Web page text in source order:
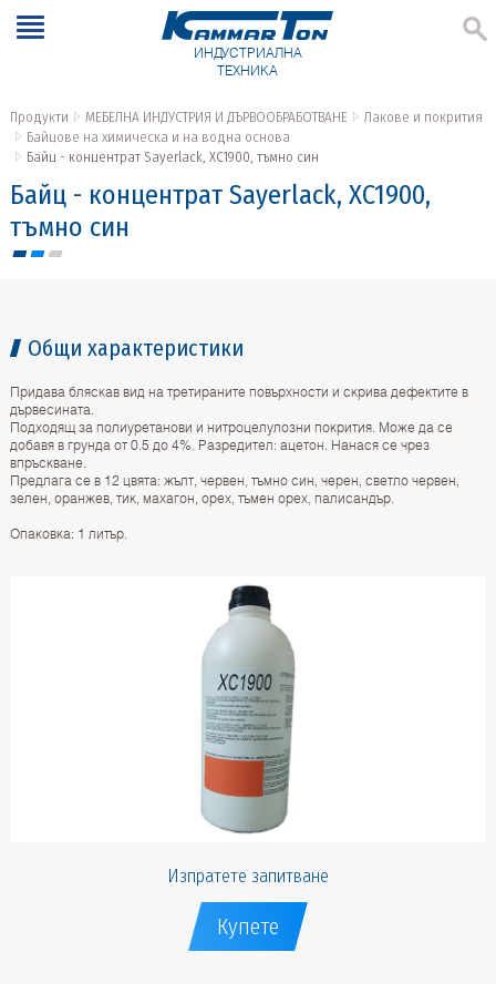
ИНДУСТРИАЛНА
ТЕХНИКА
Продукти МЕБЕЛНА ИНДУСТРИЯ И ДЪРВООБРАБОТВАНЕ
Лакове и покрития
Байцове на химическа и на водна основа
Байц - концентрат Sayerlack, XC1900, тъмно син
Байц - концентрат Sayerlack, XC1900,
тъмно син
Общи характеристики
Придава бляскав вид на третираните повърхности и скрива дефектите в
дървесината.
Подходящ за полиуретанови и нитроцелулозни покрития. Може да се
добавя в грунда от 0.5 до 4%. Разредител: ацетон. Нанася се чрез
впръскване.
Предлага се в 12 цвята: жълт, червен, тъмно син, черен, светло червен,
зелен, оранжев, тик, махагон, орех, тъмен орех, палисандър.
Опаковка: 1 литър.
Изпратете запитване
Купете